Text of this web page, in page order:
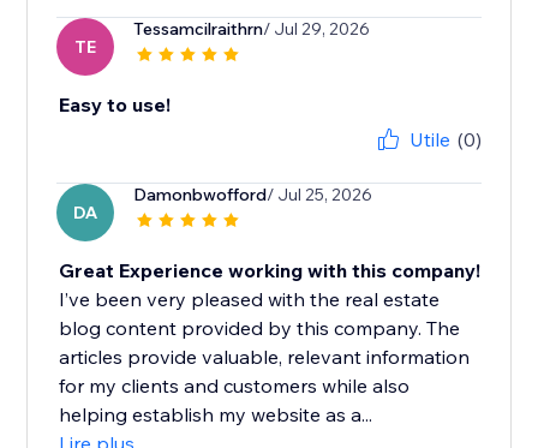
TE
Tessamcilraithrn/ Jul 29, 2026
Easy to use!
Utile (0)
DA
Damonbwofford/ Jul 25, 2026
Great Experience working with this company!
I’ve been very pleased with the real estate
blog content provided by this company. The
articles provide valuable, relevant information
for my clients and customers while also
helping establish my website as a...